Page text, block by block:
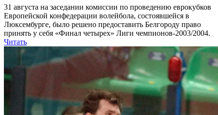
31 августа на заседании комиссии по проведению еврокубков
Европейской конфедерации волейбола, состоявшейся в
Люксембурге, было решено предоставить Белгороду право
принять у себя «Финал четырех» Лиги чемпионов-2003/2004.
Читать